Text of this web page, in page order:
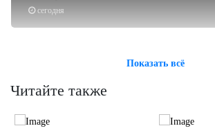
сегодня
Показать всё
Читайте также